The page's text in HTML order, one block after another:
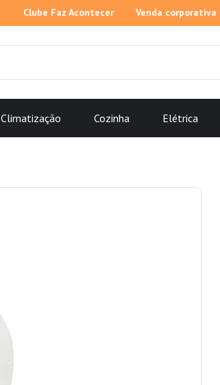
Clube Faz Acontecer Venda corporativa
Climatização Cozinha Elétrica